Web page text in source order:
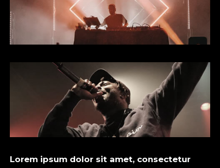
Lorem ipsum dolor sit amet, consectetur